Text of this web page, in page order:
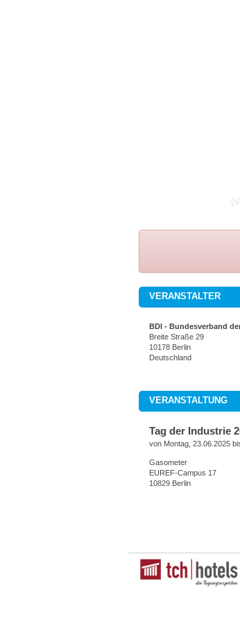
VERANSTALTER
BDI - Bundesverband
Breite Straße 29
10178 Berlin
Deutschland
VERANSTALTUNG
Tag der Industrie
von Montag, 23.06.2025
Gasometer
EUREF-Campus 17
10829 Berlin